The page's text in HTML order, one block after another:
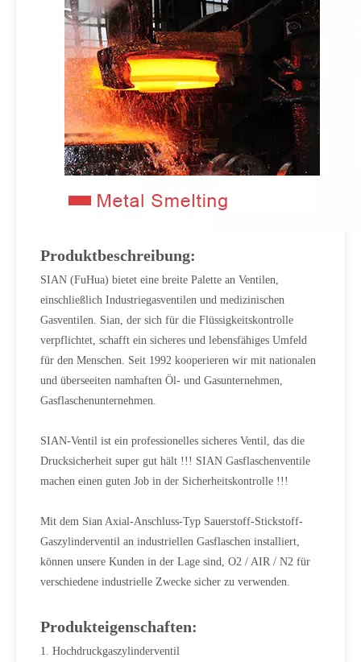
Produktbeschreibung:
SIAN (FuHua) bietet eine breite Palette an Ventilen,
einschließlich Industriegasventilen und medizinischen
Gasventilen. Sian, der sich für die Flüssigkeitskontrolle
verpflichtet, schafft ein sicheres und lebensfähiges Umfeld
für den Menschen. Seit 1992 kooperieren wir mit nationalen
und überseeiten namhaften Öl- und Gasunternehmen,
Gasflaschenunternehmen.
SIAN-Ventil ist ein professionelles sicheres Ventil, das die
Drucksicherheit super gut hält !!! SIAN Gasflaschenventile
machen einen guten Job in der Sicherheitskontrolle !!!
Mit dem Sian Axial-Anschluss-Typ Sauerstoff-Stickstoff-
Gaszylinderventil an industriellen Gasflaschen installiert,
können unsere Kunden in der Lage sind, O2 / AIR / N2 für
verschiedene industrielle Zwecke sicher zu verwenden.
Produkteigenschaften:
1. Hochdruckgaszylinderventil